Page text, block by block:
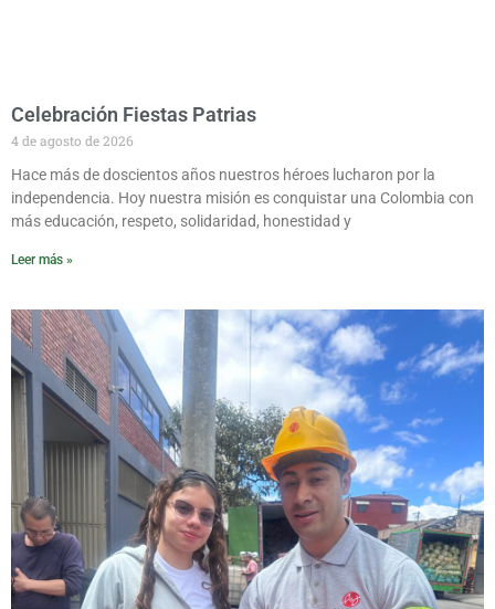
Celebración Fiestas Patrias
4 de agosto de 2026
Hace más de doscientos años nuestros héroes lucharon por la
independencia. Hoy nuestra misión es conquistar una Colombia con
más educación, respeto, solidaridad, honestidad y
Leer más »